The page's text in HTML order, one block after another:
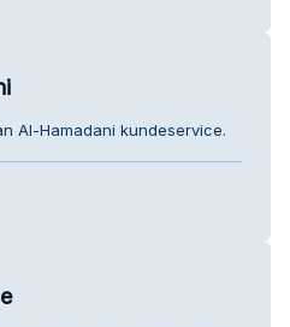
Al-Hamadani kundeservice.